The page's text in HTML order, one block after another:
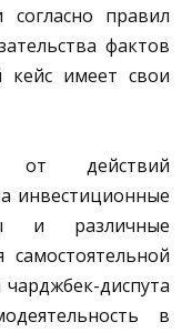
правил
фактов
имеет свои
от действий
инвестиционные
и различные
диспута
в